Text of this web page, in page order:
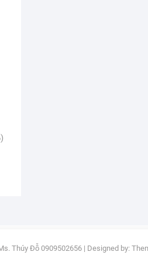
Thúy Đỗ 0909502656 | Designed by: